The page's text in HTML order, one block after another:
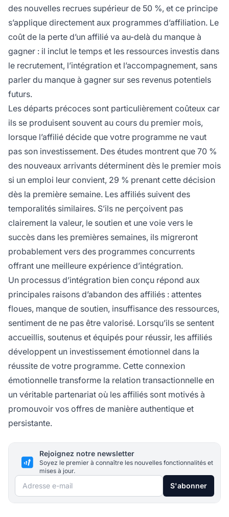
des nouvelles recrues supérieur de 50 %, et ce principe
s’applique directement aux programmes d’affiliation. Le
coût de la perte d’un affilié va au-delà du manque à
gagner : il inclut le temps et les ressources investis dans
le recrutement, l’intégration et l’accompagnement, sans
parler du manque à gagner sur ses revenus potentiels
futurs.
Les départs précoces sont particulièrement coûteux car
ils se produisent souvent au cours du premier mois,
lorsque l’affilié décide que votre programme ne vaut
pas son investissement. Des études montrent que 70 %
des nouveaux arrivants déterminent dès le premier mois
si un emploi leur convient, 29 % prenant cette décision
dès la première semaine. Les affiliés suivent des
temporalités similaires. S’ils ne perçoivent pas
clairement la valeur, le soutien et une voie vers le
succès dans les premières semaines, ils migreront
probablement vers des programmes concurrents
offrant une meilleure expérience d’intégration.
Un processus d’intégration bien conçu répond aux
principales raisons d’abandon des affiliés : attentes
floues, manque de soutien, insuffisance des ressources,
sentiment de ne pas être valorisé. Lorsqu’ils se sentent
accueillis, soutenus et équipés pour réussir, les affiliés
développent un investissement émotionnel dans la
réussite de votre programme. Cette connexion
émotionnelle transforme la relation transactionnelle en
un véritable partenariat où les affiliés sont motivés à
promouvoir vos offres de manière authentique et
persistante.
Rejoignez notre newsletter
Soyez le premier à connaître les nouvelles fonctionnalités et
mises à jour.
Adresse e-mail S'abonner